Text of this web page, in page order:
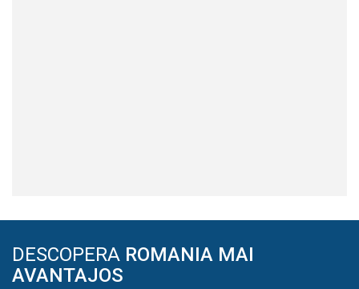
DESCOPERA ROMANIA MAI
AVANTAJOS